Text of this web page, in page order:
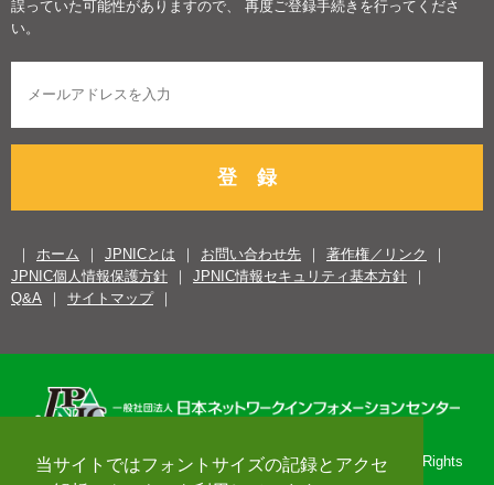
当サイトではフォントサイズの記録とアクセ
誤っていた可能性がありますので、 再度ご登録手続きを行ってくださ
い。
登 録
ホーム JPNICとは お問い合わせ先
著作権／リンク
JPNIC個人情報保護方針
JPNIC情報セキュリティ基本方針
Q&A
サイトマップ
Copyright© 1996-2026 Japan Network Information Center. All Rights